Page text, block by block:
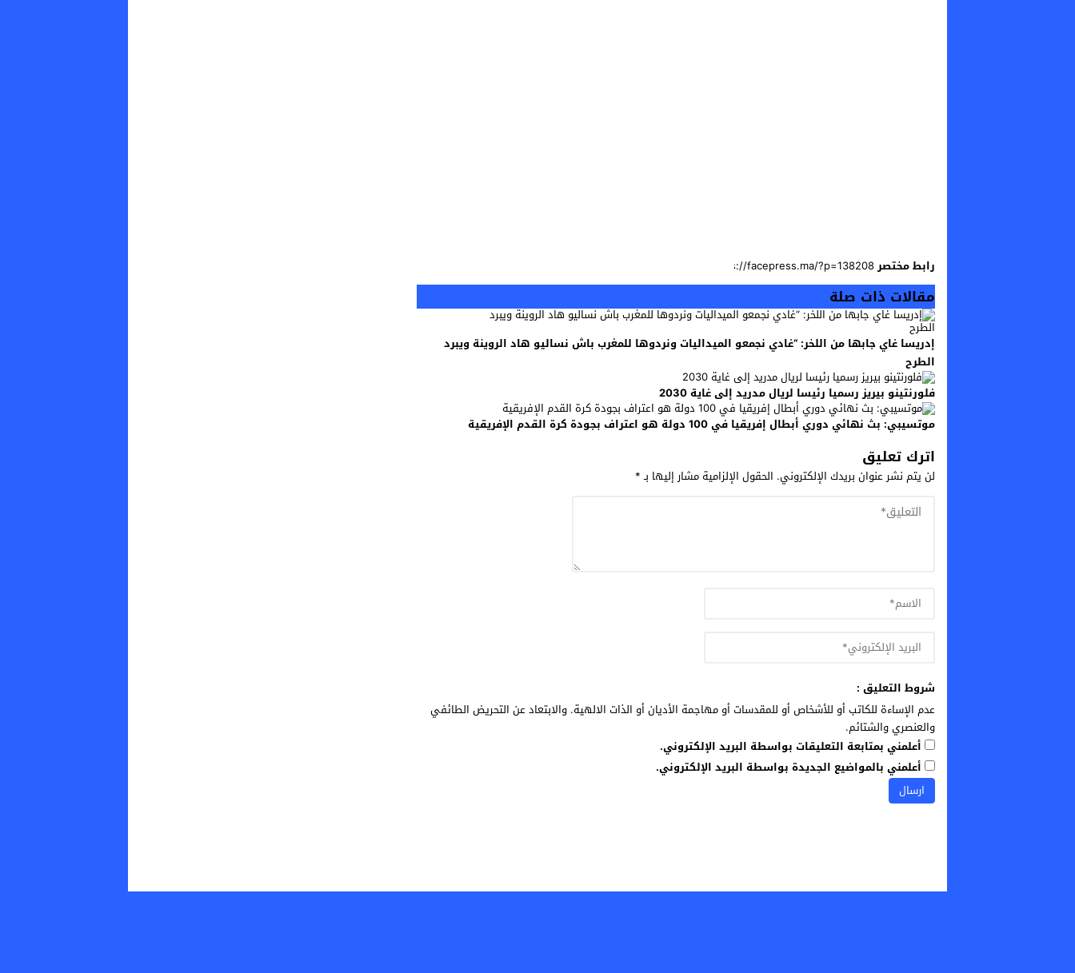
رابط مختصر
مقالات ذات صلة
إدريسا غاي جابها من اللخر: “غادي نجمعو الميداليات ونردوها للمغرب باش نساليو هاد الروينة ويبرد
الطرح
فلورنتينو بيريز رسميا رئيسا لريال مدريد إلى غاية 2030
موتسيبي: بث نهائي دوري أبطال إفريقيا في 100 دولة هو اعتراف بجودة كرة القدم الإفريقية
اترك تعليق
لن يتم نشر عنوان بريدك الإلكتروني. الحقول الإلزامية مشار إليها بـ*
شروط التعليق :
عدم الإساءة للكاتب أو للأشخاص أو للمقدسات أو مهاجمة الأديان أو الذات الالهية. والابتعاد عن التحريض الطائفي
والعنصري والشتائم.
أعلمني بمتابعة التعليقات بواسطة البريد الإلكتروني.
أعلمني بالمواضيع الجديدة بواسطة البريد الإلكتروني.